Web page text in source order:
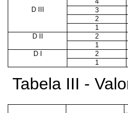
D III
3
2
1
D II
2
1
D I
2
1
Tabela III -